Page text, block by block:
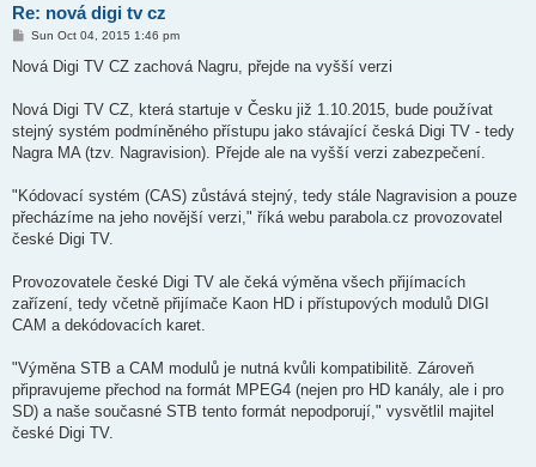
Re: nová digi tv cz
P
s
Sun Oct 04, 2015 1:46 pm
Nová Digi TV CZ zachová Nagru, přejde na vyšší verzi
Nová Digi TV CZ, která startuje v Česku již 1.10.2015, bude používat
stejný systém podmíněného přístupu jako stávající česká Digi TV - tedy
Nagra MA (tzv. Nagravision). Přejde ale na vyšší verzi zabezpečení.
"Kódovací systém (CAS) zůstává stejný, tedy stále Nagravision a pouze
přecházíme na jeho novější verzi," říká webu parabola.cz provozovatel
české Digi TV.
Provozovatele české Digi TV ale čeká výměna všech přijímacích
zařízení, tedy včetně přijímače Kaon HD i přístupových modulů DIGI
CAM a dekódovacích karet.
"Výměna STB a CAM modulů je nutná kvůli kompatibilitě. Zároveň
připravujeme přechod na formát MPEG4 (nejen pro HD kanály, ale i pro
SD) a naše současné STB tento formát nepodporují," vysvětlil majitel
české Digi TV.